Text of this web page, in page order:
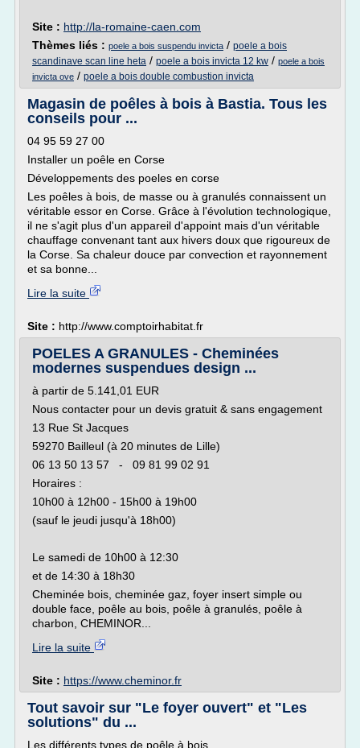
Site : http://la-romaine-caen.com
Thèmes liés : poele a bois suspendu invicta / poele a bois
scandinave scan line heta / poele a bois invicta 12 kw / poele a bois
invicta ove / poele a bois double combustion invicta
Magasin de poêles à bois à Bastia. Tous les
conseils pour ...
04 95 59 27 00
Installer un poêle en Corse
Développements des poeles en corse
Les poêles à bois, de masse ou à granulés connaissent un
véritable essor en Corse. Grâce à l'évolution technologique,
il ne s'agit plus d'un appareil d'appoint mais d'un véritable
chauffage convenant tant aux hivers doux que rigoureux de
la Corse. Sa chaleur douce par convection et rayonnement
et sa bonne...
Lire la suite
Site : http://www.comptoirhabitat.fr
POELES A GRANULES - Cheminées
modernes suspendues design ...
à partir de 5.141,01 EUR
Nous contacter pour un devis gratuit & sans engagement
13 Rue St Jacques
59270 Bailleul (à 20 minutes de Lille)
06 13 50 13 57 - 09 81 99 02 91
Horaires :
10h00 à 12h00 - 15h00 à 19h00
(sauf le jeudi jusqu'à 18h00)
Le samedi de 10h00 à 12:30
et de 14:30 à 18h30
Cheminée bois, cheminée gaz, foyer insert simple ou
double face, poêle au bois, poêle à granulés, poêle à
charbon, CHEMINOR...
Lire la suite
Site : https://www.cheminor.fr
Tout savoir sur "Le foyer ouvert" et "Les
solutions" du ...
Les différents types de poêle à bois